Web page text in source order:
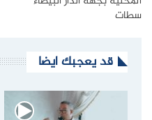
سطات
قد يعجبك ايضا